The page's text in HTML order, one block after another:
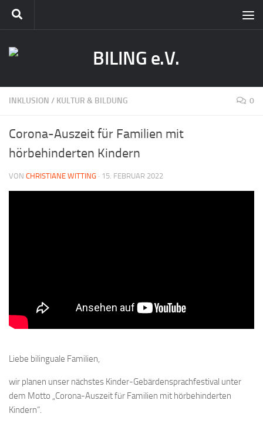
INKLUSION / KULTUR & BILDUNG 0
Corona-Auszeit für Familien mit
hörbehinderten Kindern
VON CHRISTIANE WITTING · 15. FEBRUAR 2022
Liebe bilinguale Familien,
wir planen unser nächstes Kinder-Gebärdensprachfestival unter
dem Motto „Corona-Auszeit für Familien mit hörbehinderten
Kindern“.